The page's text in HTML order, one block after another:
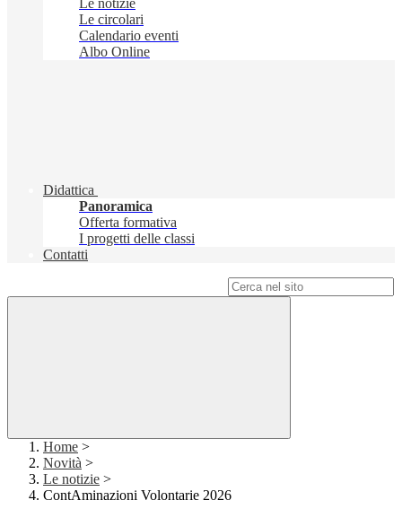
Le notizie
Le circolari
Calendario eventi
Albo Online
Didattica
Panoramica
Offerta formativa
I progetti delle classi
Contatti
Home >
Novità >
Le notizie >
ContAminazioni Volontarie 2026